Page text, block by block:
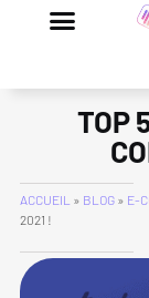
TOP
ACCUEIL » BLOG» E-
2021 !